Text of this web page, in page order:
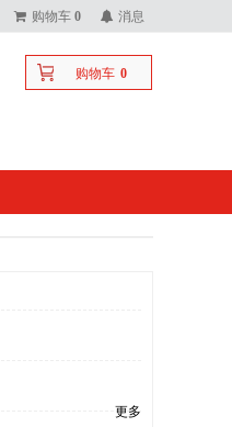
购物车 0 消息
购物车 0
更多